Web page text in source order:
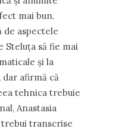
mai bun.
de aspectele
Steluța să fie mai
și la
afirmă că
tehnica trebuie
Anastasia
trebui transcrise